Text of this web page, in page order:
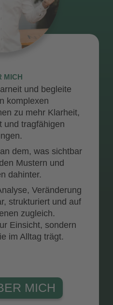
MICH
und begleite
komplexen
zu mehr Klarheit,
und tragfähigen
.
dem, was sichtbar
Mustern und
dahinter.
Veränderung
strukturiert und auf
zugleich.
Einsicht, sondern
im Alltag trägt.
MICH